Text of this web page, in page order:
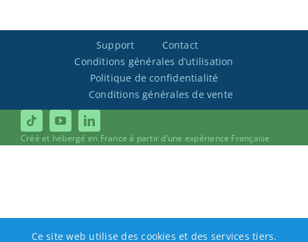
Support
Contact
Conditions générales d’utilisation
Politique de confidentialité
Conditions générales de vente
Créé et hébergé en France à partir d’une expérience Française
Ce site web utilise des cookies et des services tiers.